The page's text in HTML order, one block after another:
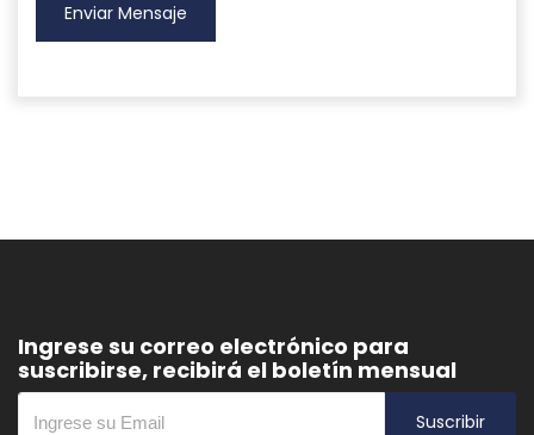
Enviar Mensaje
Ingrese su correo electrónico para
suscribirse, recibirá el boletín mensual
Suscribir